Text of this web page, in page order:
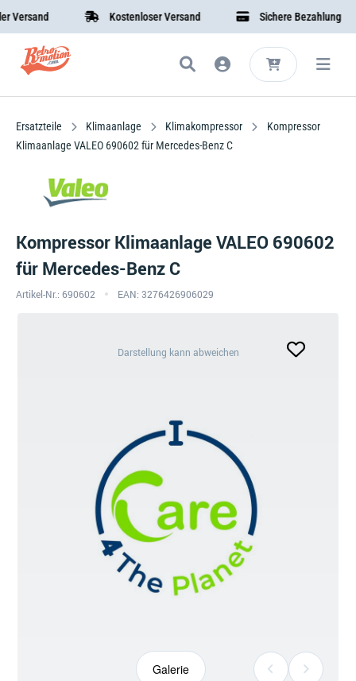
Kostenloser Versand Sichere Bezahlung
Ersatzteile Klimaanlage Klimakompressor
Kompressor
Klimaanlage VALEO 690602 für Mercedes-Benz C
Kompressor Klimaanlage VALEO 690602
für Mercedes-Benz C
Artikel-Nr.: 690602 EAN: 3276426906029
Darstellung kann abweichen
Galerie